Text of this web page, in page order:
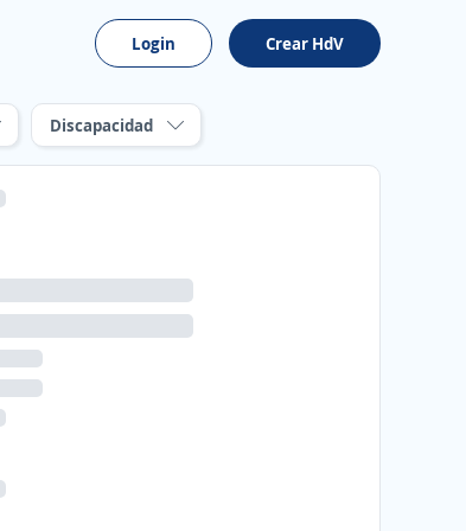
Login Crear HdV
Discapacidad